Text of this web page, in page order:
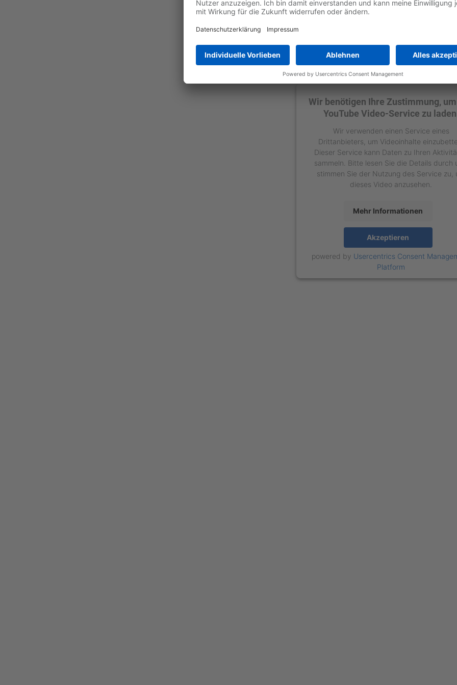
Wir benötigen Ihre Zustimmung,
YouTube Video-Service zu
Wir verwenden einen Service eines
Drittanbieters, um Videoinhalte
Dieser Service kann Daten zu Ihren
sammeln. Bitte lesen Sie die Details durch
stimmen Sie der Nutzung des Service zu,
dieses Video anzusehen.
Mehr Informationen
Akzeptieren
powered by Usercentrics Consent
Platform